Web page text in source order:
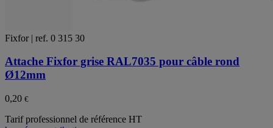
Fixfor | ref. 0 315 30
Attache Fixfor grise RAL7035 pour câble rond
Ø12mm
0,20 €
Tarif professionnel de référence HT